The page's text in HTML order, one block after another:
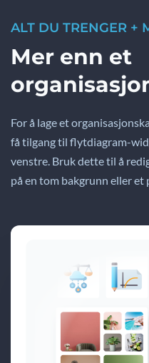
ALT DU TRENGER +
Mer enn et
For å lage et
få tilgang til flytdiagram-
venstre. Bruk dette til å
på en tom bakgrunn eller et